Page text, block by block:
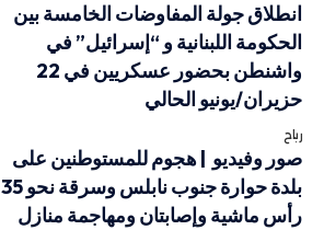
انطلاق جولة المفاوضات الخامسة بين
الحكومة اللبنانية و “إسرائيل” في
واشنطن بحضور عسكريين في 22
حزيران/يونيو الحالي
رباح
صور وفيديو | هجوم للمستوطنين على
بلدة حوارة جنوب نابلس وسرقة نحو 35
رأس ماشية وإصابتان ومهاجمة منازل